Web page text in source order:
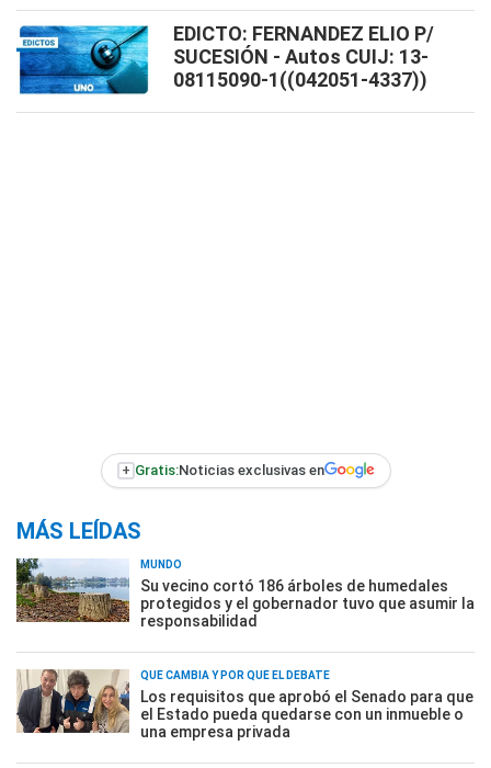
EDICTO: FERNANDEZ ELIO P/
SUCESIÓN - Autos CUIJ: 13-
08115090-1((042051-4337))
+ Gratis:Noticias exclusivas en
MÁS LEÍDAS
MUNDO
Su vecino cortó 186 árboles de humedales
protegidos y el gobernador tuvo que asumir la
responsabilidad
QUÉ CAMBIA Y POR QUÉ EL DEBATE
Los requisitos que aprobó el Senado para que
el Estado pueda quedarse con un inmueble o
una empresa privada